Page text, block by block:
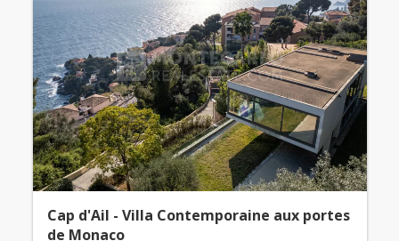
Cap d'Ail - Villa Contemporaine aux portes
de Monaco